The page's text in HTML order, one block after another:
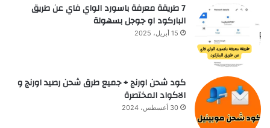
7 طريقة معرفة باسورد الواي فاي عن طريق
الباركود او جوجل بسهولة
15 أبريل، 2025
كود شحن اورنج + جميع طرق شحن رصيد اورنج و
الاكواد المختصرة
30 أغسطس، 2024